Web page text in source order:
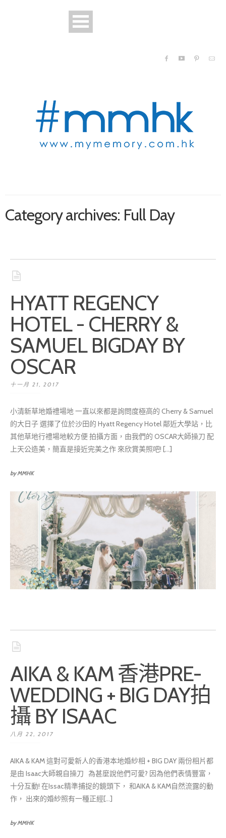
Category archives: Full Day
HYATT REGENCY
HOTEL - CHERRY &
SAMUEL BIGDAY BY
OSCAR
十一月 21, 2017
小清新草地婚禮場地 一直以來都是詢問度極高的 Cherry & Samuel
的大日子 選擇了位於沙田的 Hyatt Regency Hotel 鄰近大學站，比
其他草地行禮場地較方便 拍攝方面，由我們的 OSCAR大師操刀 配
上天公造美，簡直是接近完美之作 來欣賞美照吧! [...]
by MMHK
AIKA & KAM 香港PRE-
WEDDING + BIG DAY拍
攝 BY ISAAC
八月 22, 2017
AIKA & KAM 這對可愛新人的香港本地婚紗相 + BIG DAY 兩份相片都
是由 Isaac大師親自操刀 為甚麼說他們可愛? 因為他們表情豐富，
十分互動! 在Issac精準捕捉的鏡頭下， 和AIKA & KAM自然流露的動
作， 出來的婚紗照有一種正經[...]
by MMHK